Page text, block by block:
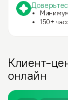
150+
Клиент-
онлайн